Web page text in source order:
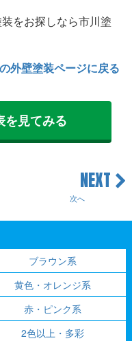
をお探しなら市川塗
外壁塗装ページに戻る
を見てみる
NEXT
次へ
ブラウン系
黄色・オレンジ系
赤・ピンク系
2色以上・多彩